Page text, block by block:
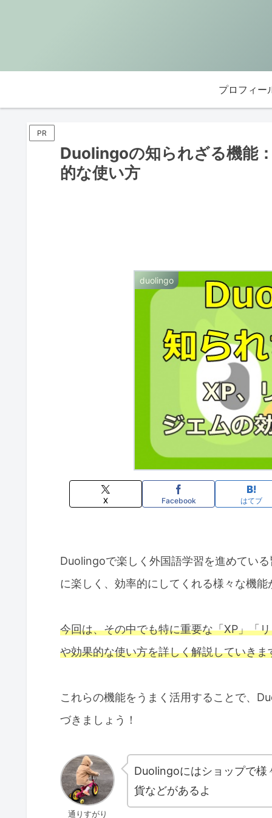
プロフィー
PR
Duolingoの知られざる機能
的な使い方
duolingo
X Facebook はてブ
Duolingoで楽しく外国語学習を進めてい
に楽しく、効率的にしてくれる様々な機
今回は、その中でも特に重要な「XP」「
や効果的な使い方を詳しく解説していきま
これらの機能をうまく活用することで、
づきましょう！
通りすがり
Duolingoにはショップで様
貨などがあるよ